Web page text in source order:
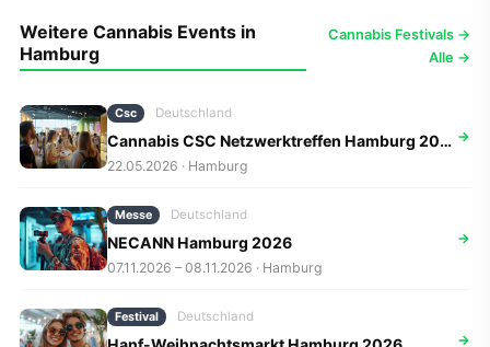
Weitere Cannabis Events in
Hamburg
Cannabis Festivals →
Alle →
Csc Deutschland
Cannabis CSC Netzwerktreffen Hamburg 2026
22.05.2026 · Hamburg
→
Messe Deutschland
NECANN Hamburg 2026
07.11.2026 – 08.11.2026 · Hamburg
→
Festival Deutschland
→